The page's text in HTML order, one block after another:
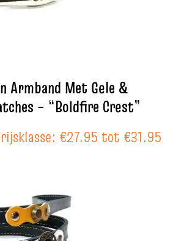
Armband Met Gele &
– “Boldfire Crest”
€27.95 tot €31.95